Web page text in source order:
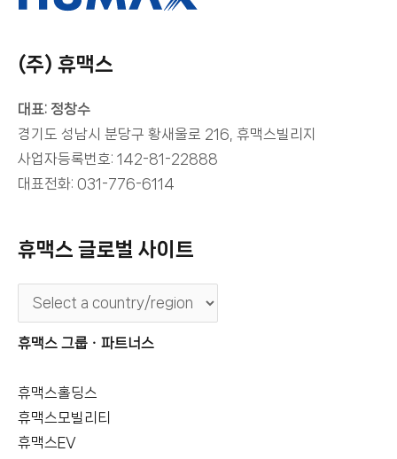
(주) 휴맥스
대표: 정창수
경기도 성남시 분당구 황새울로 216, 휴맥스빌리지
사업자등록번호: 142-81-22888
대표전화: 031-776-6114
휴맥스 글로벌 사이트
휴맥스 그룹ㆍ파트너스
휴맥스홀딩스
휴맥스모빌리티
휴맥스EV